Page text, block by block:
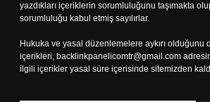
yazdıkları içeriklerin sorumluluğunu taşımakta
sorumluluğu kabul etmiş sayılırlar.
Hukuka ve yasal düzenlemelere aykırı olduğunu
içerikleri, backlinkpanelicomtr@gmail.com
ilgili içerikler yasal süre içerisinde sitemizden